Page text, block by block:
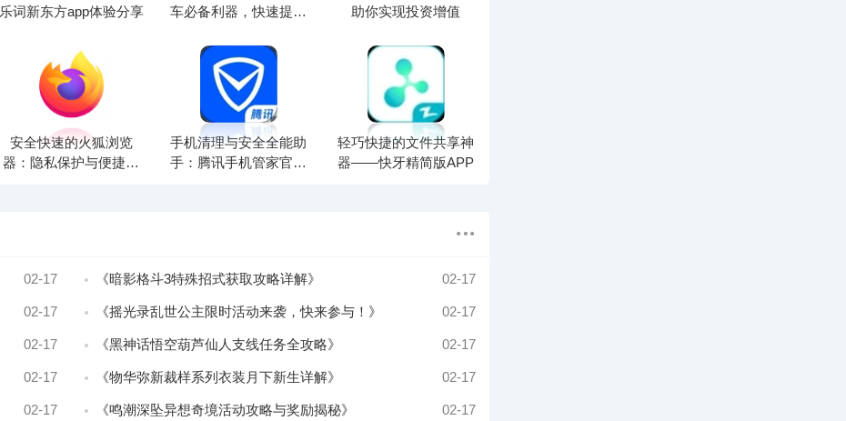
乐词新东方app体验分享
车必备利器，快速提高
助你实现投资增值
安全快速的火狐浏览
器：隐私保护与便捷体
手机清理与安全全能助
手：腾讯手机管家官方
轻巧快捷的文件共享神
器——快牙精简版APP
02-17 《暗影格斗3特殊招式获取攻略详解》 02-17
02-17 《摇光录乱世公主限时活动来袭，快来参与！》 02-17
02-17 《黑神话悟空葫芦仙人支线任务全攻略》 02-17
02-17 《物华弥新裁样系列衣装月下新生详解》 02-17
02-17 《鸣潮深坠异想奇境活动攻略与奖励揭秘》 02-17